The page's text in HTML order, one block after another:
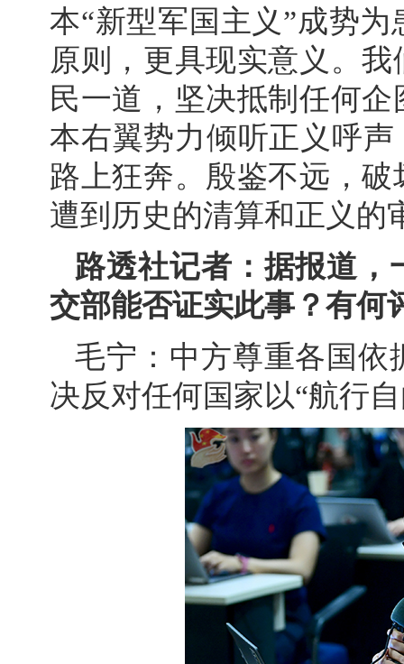
本“新型军国主义”成势
原则，更具现实意义。
民一道，坚决抵制任何
本右翼势力倾听正义呼
路上狂奔。殷鉴不远，
遭到历史的清算和正义的
路透社记者：据报道
交部能否证实此事？有何
毛宁：中方尊重各国依
决反对任何国家以“航行